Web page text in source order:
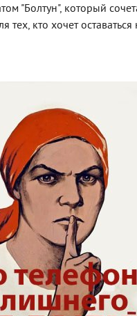
"Болтун", который
тех, кто хочет